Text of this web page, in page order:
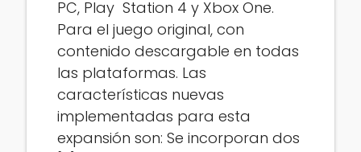
PC, Play Station 4 y Xbox One.
Para el juego original, con
contenido descargable en todas
las plataformas. Las
características nuevas
implementadas para esta
expansión son: Se incorporan dos